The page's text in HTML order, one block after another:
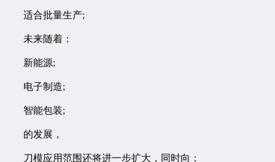
适合批量生产;
未来随着：
新能源;
电子制造;
智能包装;
的发展，
刀模应用范围还将进一步扩大，同时向：